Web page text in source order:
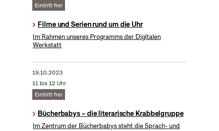
Eintritt frei
Filme und Serien rund um die Uhr
Im Rahmen unseres Programms der Digitalen
Werkstatt
19.10.2023
11 bis 12 Uhr
Eintritt frei
Bücherbabys – die literarische Krabbelgruppe
Im Zentrum der Bücherbabys steht die Sprach- und